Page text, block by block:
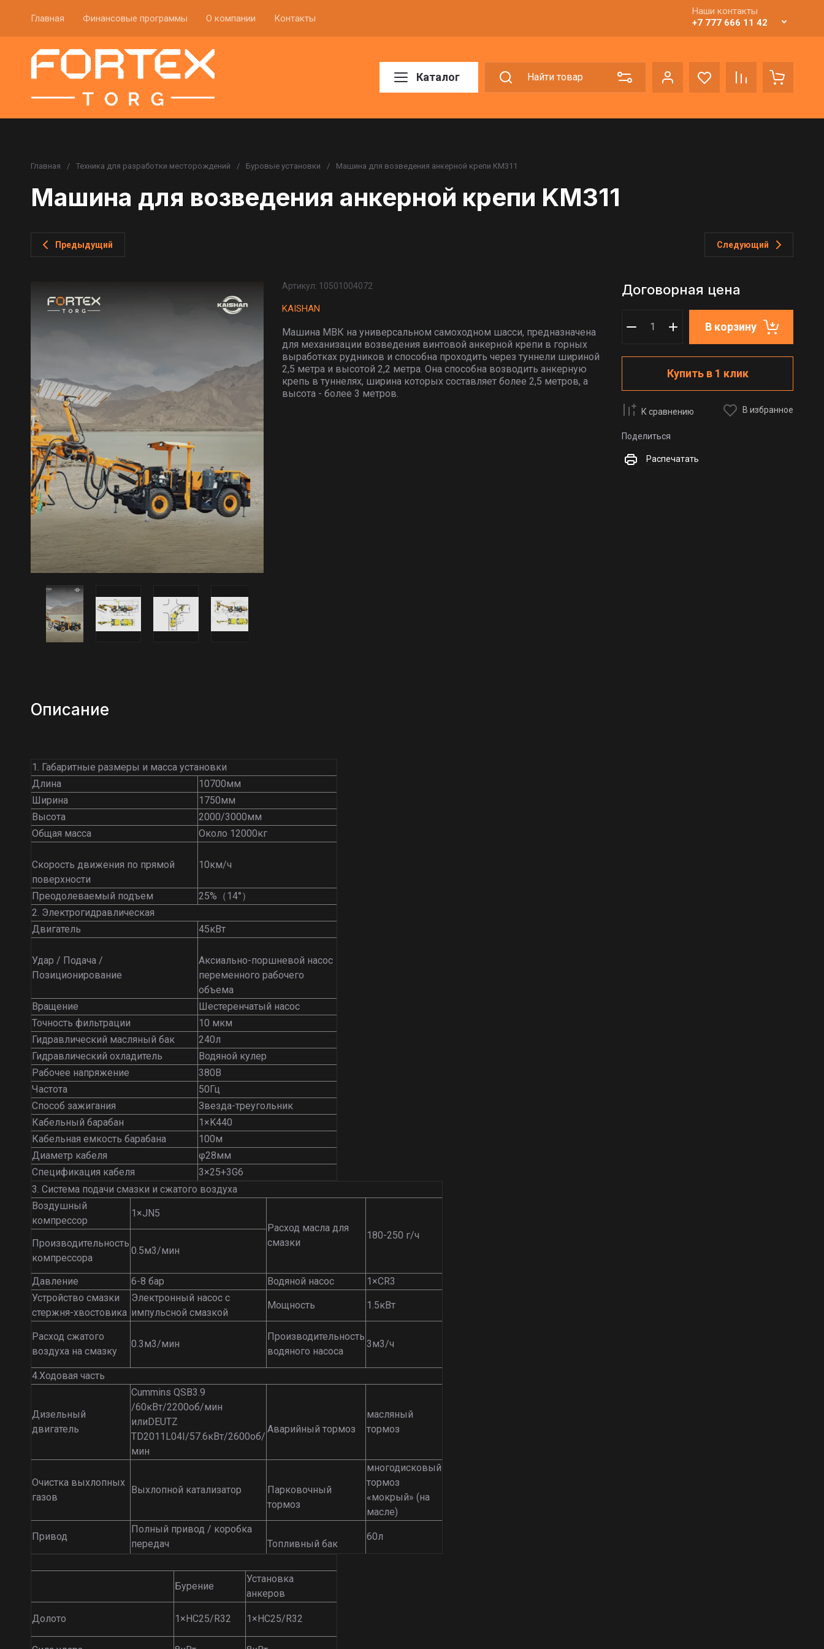
Главная Финансовые программы О компании Контакты
Наши контакты
+7 777 666 11 42
Каталог
Главная / Техника для разработки месторождений / Буровые установки / Машина для возведения анкерной крепи KM311
Машина для возведения анкерной крепи KM311
Предыдущий Следующий
Артикул: 10501004072
KAISHAN
Машина МВК на универсальном самоходном шасси, предназначена
для механизации возведения винтовой анкерной крепи в горных
выработках рудников и способна проходить через туннели шириной
2,5 метра и высотой 2,2 метра. Она способна возводить анкерную
крепь в туннелях, ширина которых составляет более 2,5 метров, а
высота - более 3 метров.
Договорная цена
В корзину
Купить в 1 клик
К сравнению В избранное
Поделиться
Распечатать
Описание
1. Габаритные размеры и масса установки
Длина
10700мм
Ширина
1750мм
Высота
2000/3000мм
Общая масса
Около 12000кг
Скорость движения по прямой
поверхности
10км/ч
Преодолеваемый подъем
25%（14°）
2. Электрогидравлическая
Двигатель
45кВт
Удар / Подача /
Позиционирование
Аксиально-поршневой насос
переменного рабочего
объема
Вращение
Шестеренчатый насос
Точность фильтрации
10 мкм
Гидравлический масляный бак
240л
Гидравлический охладитель
Водяной кулер
Рабочее напряжение
380В
Частота
50Гц
Способ зажигания
Звезда-треугольник
Кабельный барабан
1×K440
Кабельная емкость барабана
100м
Диаметр кабеля
φ28мм
Спецификация кабеля
3×25+3G6
3. Система подачи смазки и сжатого воздуха
Воздушный
компрессор
1×JN5
Расход масла для
смазки
180-250 г/ч
Производительность
компрессора
0.5м3/мин
Давление 6-8 бар Водяной насос
1×CR3
Устройство смазки
стержня-хвостовика
Электронный насос с
импульсной смазкой
Мощность 1.5кВт
Расход сжатого
воздуха на смазку
0.3м3/мин
Производительность
водяного насоса
3м3/ч
4.Ходовая часть
Дизельный
двигатель
Cummins QSB3.9
/60кВт/2200об/мин
илиDEUTZ
TD2011L04I/57.6кВт/2600об/
мин
Аварийный тормоз
масляный
тормоз
Очистка выхлопных
газов
Выхлопной катализатор
Парковочный
тормоз
многодисковый
тормоз
«мокрый» (на
масле)
Привод
Полный привод / коробка
передач
Топливный бак
60л
Бурение
Установка
анкеров
Долото 1×HC25/R32 1×HC25/R32